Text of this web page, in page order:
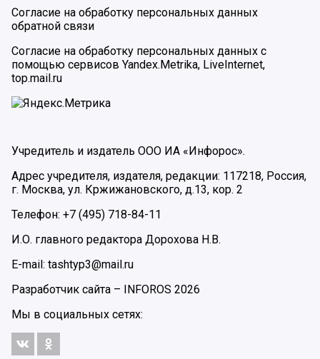
Согласие на обработку персональных данных
обратной связи
Согласие на обработку персональных данных с
помощью сервисов Yandex.Metrika, LiveInternet,
top.mail.ru
Учредитель и издатель ООО ИА «Инфорос».
Адрес учредителя, издателя, редакции: 117218, Россия,
г. Москва, ул. Кржижановского, д.13, кор. 2
Телефон: +7 (495) 718-84-11
И.О. главного редактора Дорохова Н.В.
E-mail: tashtyp3@mail.ru
Разработчик сайта – INFOROS 2026
Мы в социальных сетях: